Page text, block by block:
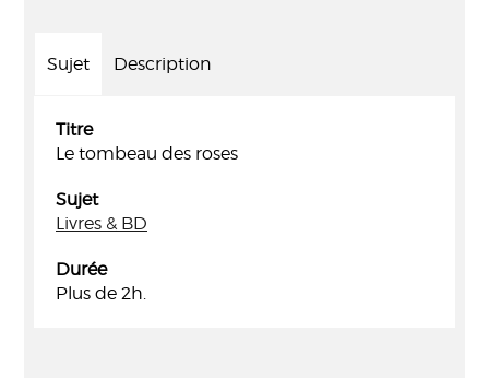
Sujet Description
Titre
Le tombeau des roses
Sujet
Livres & BD
Durée
Plus de 2h.